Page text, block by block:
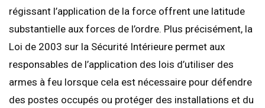
régissant l’application de la force offrent une latitude
substantielle aux forces de l’ordre. Plus précisément, la
Loi de 2003 sur la Sécurité Intérieure permet aux
responsables de l’application des lois d’utiliser des
armes à feu lorsque cela est nécessaire pour défendre
des postes occupés ou protéger des installations et du